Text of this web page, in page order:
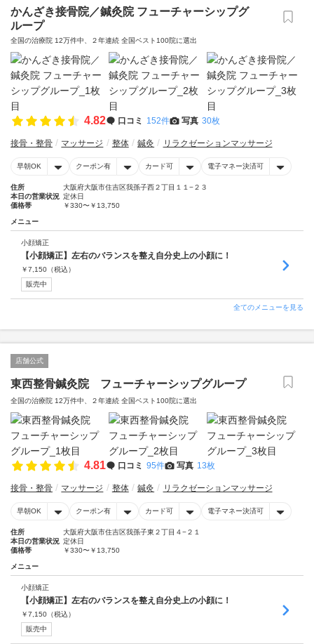
かんざき接骨院／鍼灸院 フューチャーシップグ
ループ
全国の治療院 12万件中、２年連続 全国ベスト100院に選出
4.82 口コミ 152件 写真 30枚
接骨・整骨 マッサージ 整体 鍼灸 リラクゼーションマッサージ
早朝OK クーポン有 カード可 電子マネー決済可
住所
大阪府大阪市住吉区我孫子西２丁目１１−２３
本日の営業状況 定休日
価格帯
￥330〜￥13,750
メニュー
小顔矯正
【小顔矯正】左右のバランスを整え自分史上の小顔に！
￥7,150 （税込）
販売中
全てのメニューを見る
店舗公式
東西整骨鍼灸院 フューチャーシップグループ
全国の治療院 12万件中、２年連続 全国ベスト100院に選出
4.81 口コミ 95件 写真 13枚
接骨・整骨 マッサージ 整体 鍼灸 リラクゼーションマッサージ
早朝OK クーポン有 カード可 電子マネー決済可
住所
大阪府大阪市住吉区我孫子東２丁目４−２１
本日の営業状況 定休日
価格帯
￥330〜￥13,750
メニュー
小顔矯正
【小顔矯正】左右のバランスを整え自分史上の小顔に！
￥7,150 （税込）
販売中